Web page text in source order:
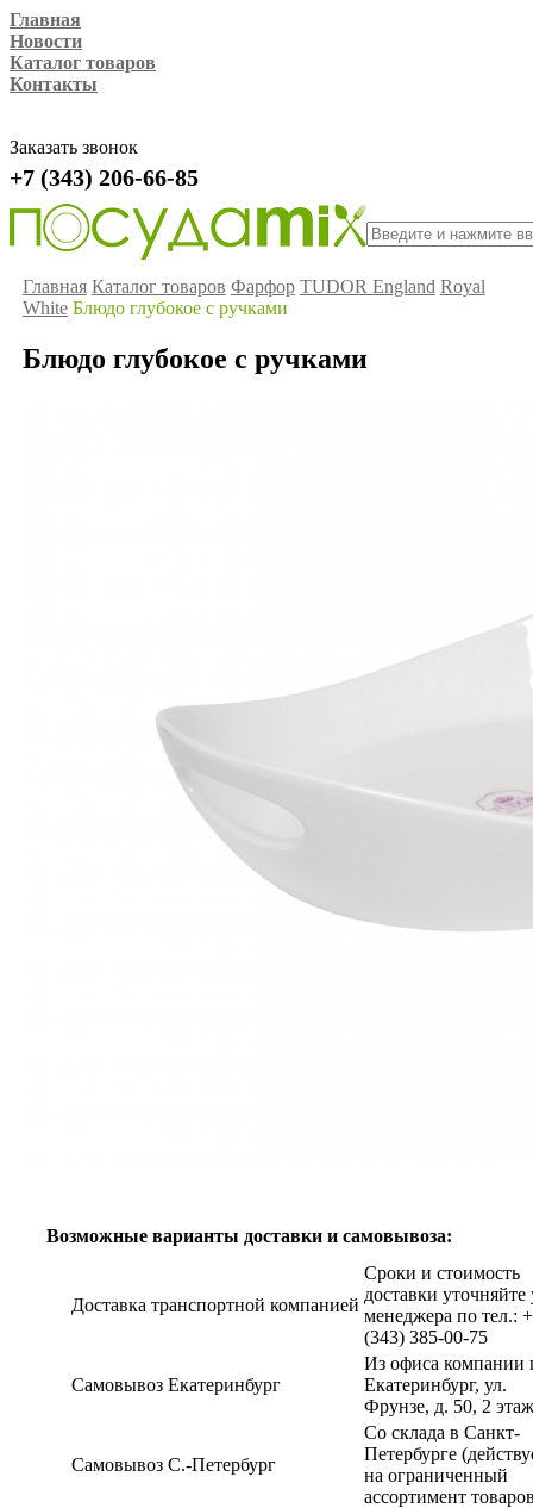
Главная
Новости
Каталог товаров
Контакты
Заказать звонок
+7 (343) 206-66-85
Главная Каталог товаров Фарфор TUDOR England Royal
White Блюдо глубокое с ручками
Блюдо глубокое с ручками
Возможные варианты доставки и самовывоза:
Доставка транспортной компанией
Сроки и стоимость
доставки уточняйте
менеджера по тел.:
(343) 385-00-75
Самовывоз Екатеринбург
Из офиса компании
Екатеринбург, ул.
Фрунзе, д. 50, 2 этаж
Самовывоз С.-Петербург
Со склада в Санкт-
Петербурге
на ограниченный
ассортимент